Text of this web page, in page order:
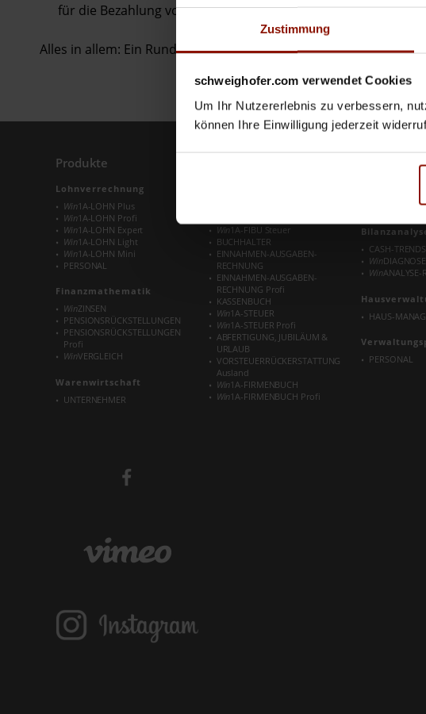
Zustimmung
schweighofer.com verwendet Cookies
Um Ihr Nutzererlebnis zu verbessern,
können Ihre Einwilligung jederzeit
für die Bezahlung von Rechnungen können mit 1 Klick
Alles in allem: Ein Rundum-Paket, das viel Freude macht und
Produkte
Lohnverrechnung
Win1A-LOHN Plus
Win1A-LOHN Profi
Win1A-LOHN Expert
Win1A-LOHN Light
Win1A-LOHN Mini
PERSONAL
Finanzmathematik
WinZINSEN
PENSIONSRÜCKSTELLUNGEN
PENSIONSRÜCKSTELLUNGEN
Profi
WinVERGLEICH
Warenwirtschaft
UNTERNEHMER
Win 1A-FIBU Steuer
BUCHHALTER
EINNAHMEN-AUSGABEN-
RECHNUNG
EINNAHMEN-AUSGABEN-
RECHNUNG Profi
KASSENBUCH
Win1A-STEUER
Win1A-STEUER Profi
ABFERTIGUNG, JUBILÄUM &
URLAUB
VORSTEUERRÜCKERSTATTUNG
Ausland
Win1A-FIRMENBUCH
Win1A-FIRMENBUCH Profi
CASH-TRENDS
WinDIAGNOSE
WinANALYSE-
HAUS-
PERSONAL